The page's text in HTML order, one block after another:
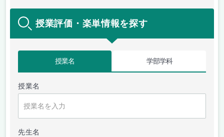
授業評価・楽単情報を探す
授業名 学部学科
授業名
先生名